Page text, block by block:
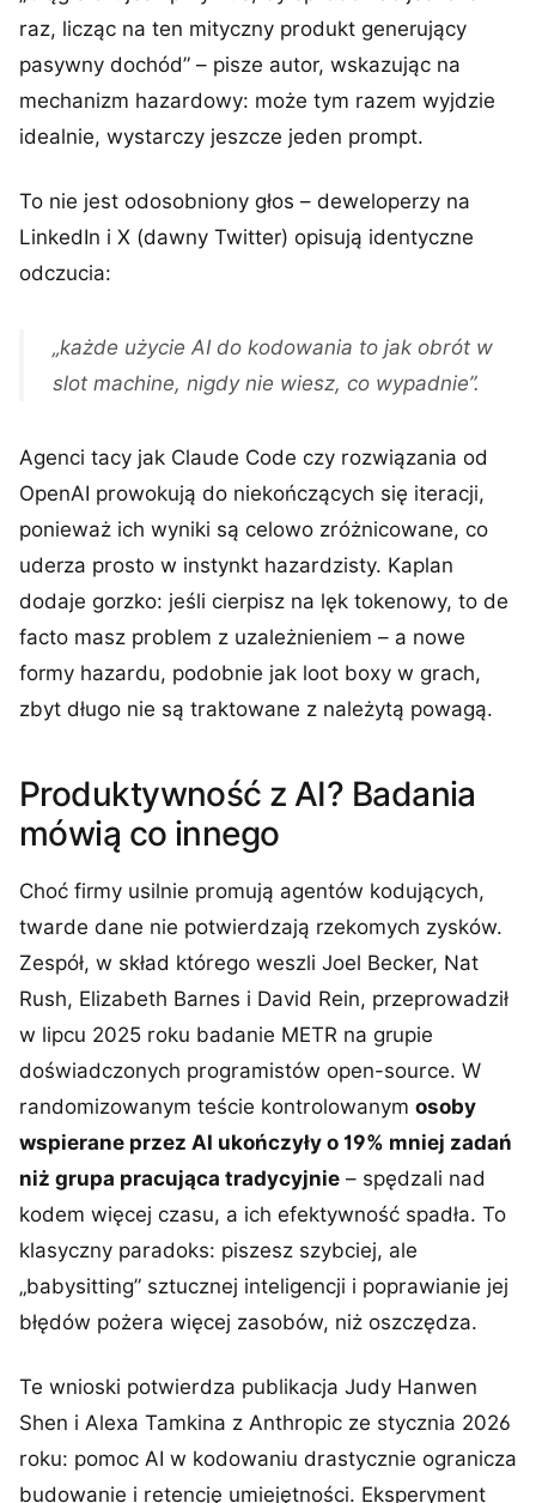
raz, licząc na ten mityczny produkt generujący
pasywny dochód” – pisze autor, wskazując na
mechanizm hazardowy: może tym razem wyjdzie
idealnie, wystarczy jeszcze jeden prompt.
To nie jest odosobniony głos – deweloperzy na
LinkedIn i X (dawny Twitter) opisują identyczne
odczucia:
„każde użycie AI do kodowania to jak obrót w
slot machine, nigdy nie wiesz, co wypadnie”.
Agenci tacy jak Claude Code czy rozwiązania od
OpenAI prowokują do niekończących się iteracji,
ponieważ ich wyniki są celowo zróżnicowane, co
uderza prosto w instynkt hazardzisty. Kaplan
dodaje gorzko: jeśli cierpisz na lęk tokenowy, to de
facto masz problem z uzależnieniem – a nowe
formy hazardu, podobnie jak loot boxy w grach,
zbyt długo nie są traktowane z należytą powagą.
Produktywność z AI? Badania
mówią co innego
Choć firmy usilnie promują agentów kodujących,
twarde dane nie potwierdzają rzekomych zysków.
Zespół, w skład którego weszli Joel Becker, Nat
Rush, Elizabeth Barnes i David Rein, przeprowadził
w lipcu 2025 roku badanie METR na grupie
doświadczonych programistów open-source. W
randomizowanym teście kontrolowanym osoby
wspierane przez AI ukończyły o 19% mniej zadań
niż grupa pracująca tradycyjnie – spędzali nad
kodem więcej czasu, a ich efektywność spadła. To
klasyczny paradoks: piszesz szybciej, ale
„babysitting” sztucznej inteligencji i poprawianie jej
błędów pożera więcej zasobów, niż oszczędza.
Te wnioski potwierdza publikacja Judy Hanwen
Shen i Alexa Tamkina z Anthropic ze stycznia 2026
roku: pomoc AI w kodowaniu drastycznie ogranicza
budowanie i retencję umiejętności. Eksperyment